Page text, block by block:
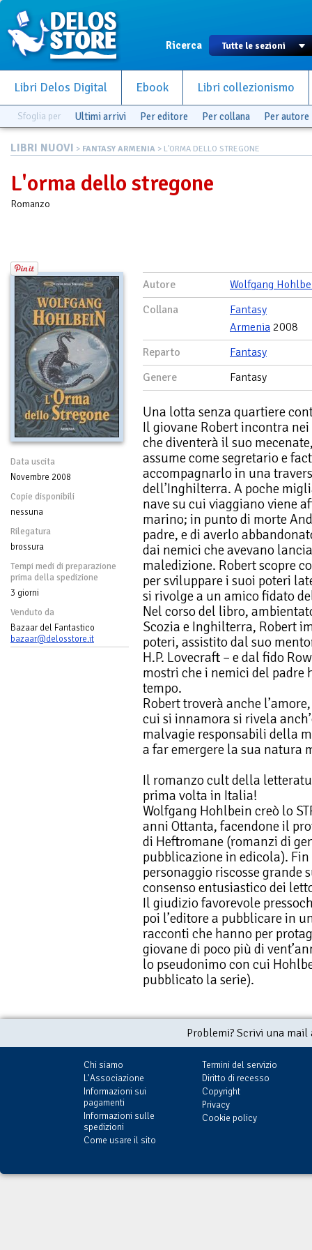
Ricerca
Libri Delos Digital Ebook Libri collezionismo
Sfoglia per Ultimi arrivi Per editore Per collana Per autore
LIBRI NUOVI > FANTASY ARMENIA > L'ORMA DELLO STREGONE
L'orma dello stregone
Romanzo
Data uscita
Novembre 2008
Copie disponibili
nessuna
Rilegatura
brossura
Tempi medi di preparazione
prima della spedizione
3 giorni
Venduto da
Bazaar del Fantastico
bazaar@delosstore.it
Autore
Wolfgang
Collana
Fantasy
Armenia 2008
Reparto
Fantasy
Genere
Fantasy
Una lotta senza quartiere
Il giovane Robert incontra
che diventerà il suo
assume come segretario e
accompagnarlo in una
dell’Inghilterra. A poche
nave su cui viaggiano viene
marino; in punto di morte
padre, e di averlo
dai nemici che avevano
maledizione. Robert scopre
per sviluppare i suoi poteri
si rivolge a un amico fidato
Nel corso del libro,
Scozia e Inghilterra, Robert
poteri, assistito dal suo
H.P. Lovecraft – e dal fido
mostri che i nemici del padre
tempo.
Robert troverà anche
cui si innamora si rivela
malvagie responsabili della
a far emergere la sua natura
Il romanzo cult della
prima volta in Italia!
Wolfgang Hohlbein creò lo
anni Ottanta, facendone il
di Heftromane (romanzi di
pubblicazione in edicola).
personaggio riscosse grande
consenso entusiastico dei
Il giudizio favorevole
poi l’editore a pubblicare in
racconti che hanno per
giovane di poco più di
lo pseudonimo con cui
pubblicato la serie).
Problemi? Scrivi una
Chi siamo
L'Associazione
Informazioni sui
pagamenti
Informazioni sulle
spedizioni
Come usare il sito
Termini del servizio
Diritto di recesso
Copyright
Privacy
Cookie policy